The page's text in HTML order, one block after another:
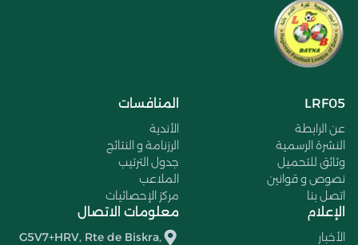
LRF05
عن الرابطة
النشرة الرسمية
وثائق للتحميل
نصوص و قوانين
اتصل بنا
المنافسات
الأندية
الرزنامة و النتائج
جدول الترتيب
الملاعب
مركز الإحصائيات
الإعلام
الأخبار
معلومات الاتصال
G5V7+HRV, Rte de Biskra,